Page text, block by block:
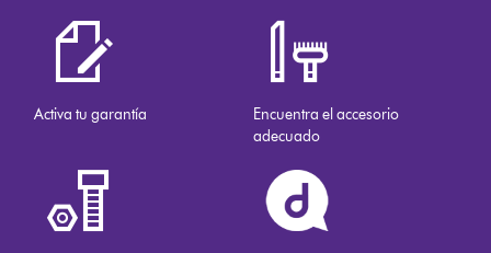
Activa tu garantía
Encuentra el accesorio
adecuado